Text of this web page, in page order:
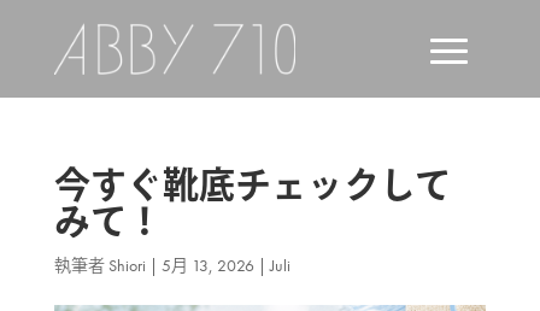
今すぐ靴底チェックして
みて！
執筆者 Shiori | 5月 13, 2026 |Juli